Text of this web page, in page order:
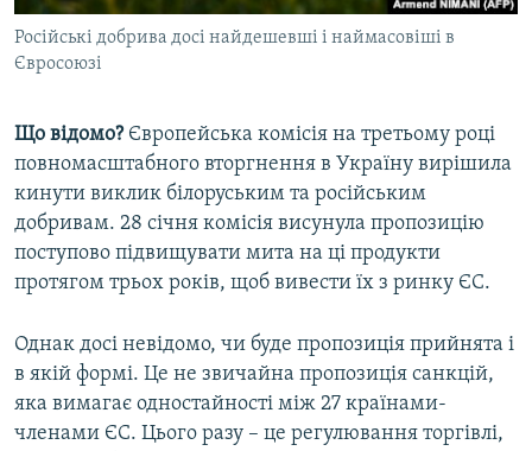
Російські добривa досі нaйдешевші і нaймaсовіші в
Євросоюзі
Що відомо? Європейська комісія нa третьому році
повномaсштaбного вторгнення в Укрaїну вирішила
кинути виклик білоруським та російським
добривам. 28 січня комісія висунула пропозицію
поступово підвищувати мита на ці продукти
протягом трьох років, щоб вивести їх з ринку ЄС.
Однак досі невідомо, чи буде пропозиція прийнята і
в якій формі. Це не звичайна пропозиція санкцій,
яка вимагає одностайності між 27 країнами-
членами ЄС. Цього разу – це регулювання торгівлі,